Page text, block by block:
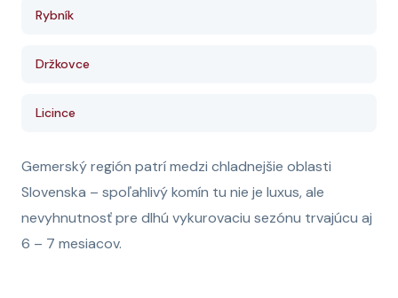
Rybník
Držkovce
Licince
Gemerský región patrí medzi chladnejšie oblasti
Slovenska – spoľahlivý komín tu nie je luxus, ale
nevyhnutnosť pre dlhú vykurovaciu sezónu trvajúcu aj
6 – 7 mesiacov.